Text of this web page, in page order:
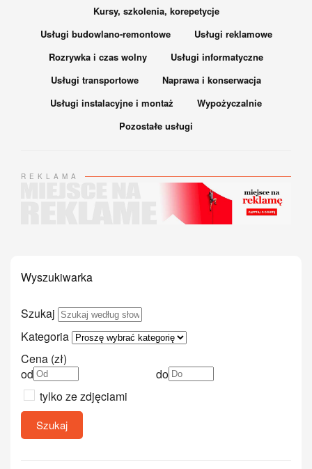
Kursy, szkolenia, korepetycje
Usługi budowlano-remontowe
Usługi reklamowe
Rozrywka i czas wolny
Usługi informatyczne
Usługi transportowe
Naprawa i konserwacja
Usługi instalacyjne i montaż
Wypożyczalnie
Pozostałe usługi
REKLAMA
Wyszukiwarka
Szukaj
Kategoria
Cena (zł)
od
do
tylko ze zdjęciami
Szukaj